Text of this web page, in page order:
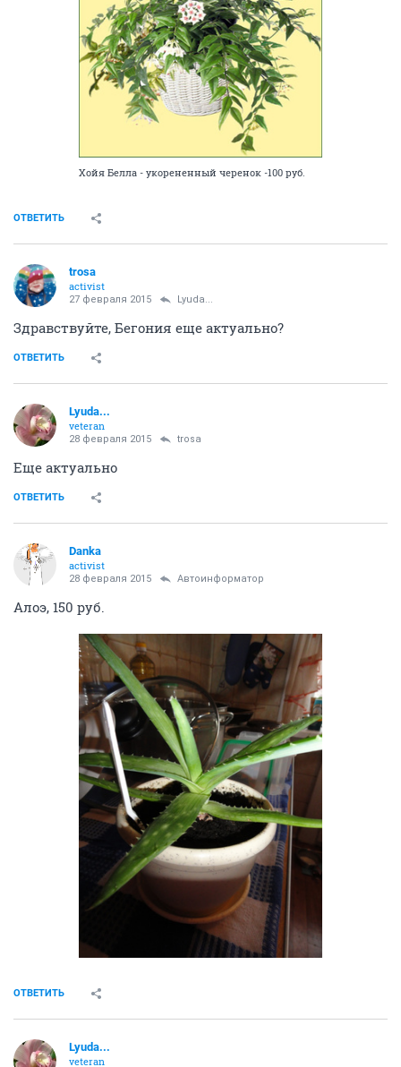
Хойя Белла - укорененный черенок -100 руб.
ОТВЕТИТЬ
trosa
activist
27 февраля 2015 Lyuda...
Здравствуйте, Бегония еще актуально?
ОТВЕТИТЬ
Lyuda...
veteran
28 февраля 2015 trosa
Еще актуально
ОТВЕТИТЬ
Danka
activist
28 февраля 2015 Автоинформатор
Алоэ, 150 руб.
ОТВЕТИТЬ
Lyuda...
veteran